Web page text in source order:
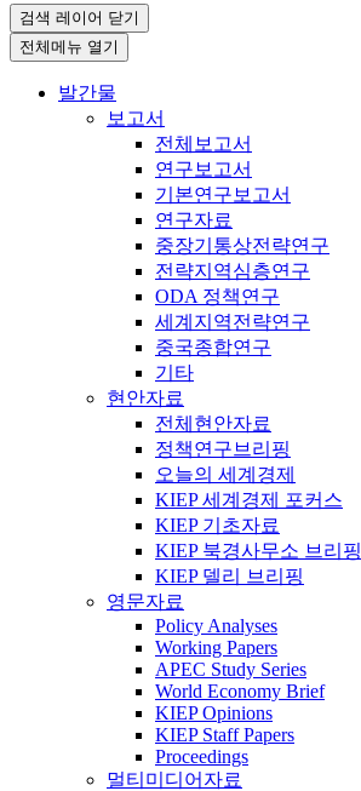
검색 레이어 닫기
전체메뉴 열기
발간물
보고서
전체보고서
연구보고서
기본연구보고서
연구자료
중장기통상전략연구
전략지역심층연구
ODA 정책연구
세계지역전략연구
중국종합연구
기타
현안자료
전체현안자료
정책연구브리핑
오늘의 세계경제
KIEP 세계경제 포커스
KIEP 기초자료
KIEP 북경사무소 브리핑
KIEP 델리 브리핑
영문자료
Policy Analyses
Working Papers
APEC Study Series
World Economy Brief
KIEP Opinions
KIEP Staff Papers
Proceedings
멀티미디어자료